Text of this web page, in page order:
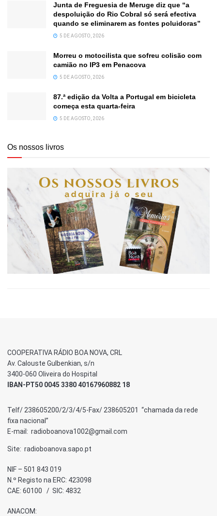
Junta de Freguesia de Meruge diz que “a
despoluição do Rio Cobral só será efectiva
quando se eliminarem as fontes poluidoras”
5 DE AGOSTO, 2026
Morreu o motocilista que sofreu colisão com
camião no IP3 em Penacova
5 DE AGOSTO, 2026
87.ª edição da Volta a Portugal em bicicleta
começa esta quarta-feira
5 DE AGOSTO, 2026
Os nossos livros
COOPERATIVA RÁDIO BOA NOVA, CRL
Av. Calouste Gulbenkian, s/n
3400-060 Oliveira do Hospital
IBAN-PT50 0045 3380 40167960882 18
Telf/ 238605200/2/3/4/5-Fax/ 238605201 “chamada da rede
fixa nacional”
E-mail: radioboanova1002@gmail.com
Site: radioboanova.sapo.pt
NIF – 501 843 019
N.º Registo na ERC: 423098
CAE: 60100 / SIC: 4832
ANACOM: